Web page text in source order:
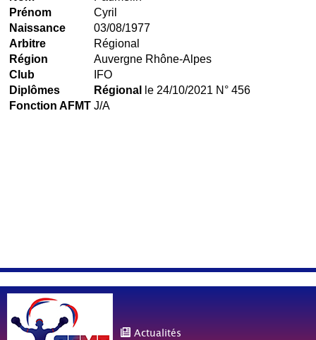
Prénom
Cyril
Naissance
03/08/1977
Arbitre
Régional
Région
Auvergne Rhône-Alpes
Club
IFO
Diplômes
Régional
le 24/10/2021 N° 456
Fonction AFMT J/A
Actualités